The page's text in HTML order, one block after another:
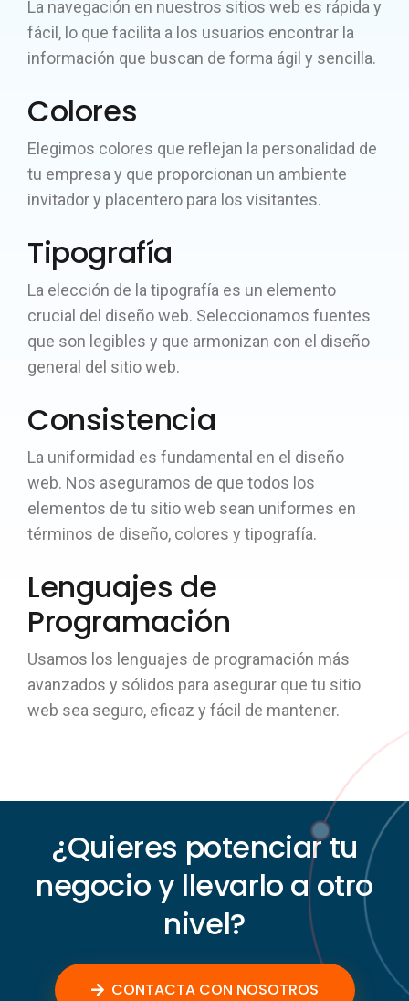
La navegación en nuestros sitios web es rápida y
fácil, lo que facilita a los usuarios encontrar la
información que buscan de forma ágil y sencilla.
Colores
Elegimos colores que reflejan la personalidad de
tu empresa y que proporcionan un ambiente
invitador y placentero para los visitantes.
Tipografía
La elección de la tipografía es un elemento
crucial del diseño web. Seleccionamos fuentes
que son legibles y que armonizan con el diseño
general del sitio web.
Consistencia
La uniformidad es fundamental en el diseño
web. Nos aseguramos de que todos los
elementos de tu sitio web sean uniformes en
términos de diseño, colores y tipografía.
Lenguajes de
Programación
Usamos los lenguajes de programación más
avanzados y sólidos para asegurar que tu sitio
web sea seguro, eficaz y fácil de mantener.
¿Quieres potenciar tu
negocio y llevarlo a otro
nivel?
CONTACTA CON NOSOTROS